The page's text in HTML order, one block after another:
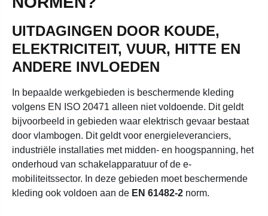
UITDAGINGEN DOOR KOUDE,
ELEKTRICITEIT, VUUR, HITTE EN
ANDERE INVLOEDEN
In bepaalde werkgebieden is beschermende kleding
volgens EN ISO 20471 alleen niet voldoende. Dit geldt
bijvoorbeeld in gebieden waar elektrisch gevaar bestaat
door vlambogen. Dit geldt voor energieleveranciers,
industriële installaties met midden- en hoogspanning, het
onderhoud van schakelapparatuur of de e-
mobiliteitssector. In deze gebieden moet beschermende
kleding ook voldoen aan de EN 61482-2 norm.